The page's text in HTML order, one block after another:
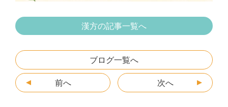
漢方の記事一覧へ
ブログ一覧へ
前へ 次へ